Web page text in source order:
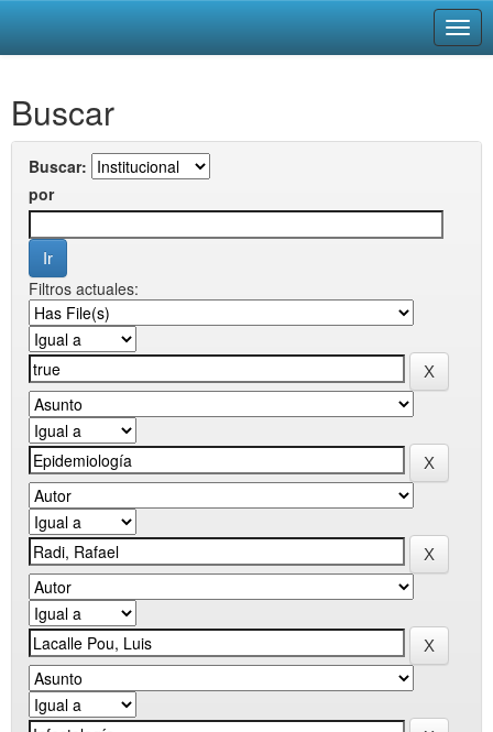
navigation
Buscar
Buscar:
por
Filtros actuales: